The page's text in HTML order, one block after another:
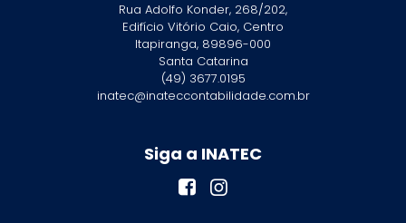
Rua Adolfo Konder, 268/202,
Edifício Vitório Caio, Centro
Itapiranga, 89896-000
Santa Catarina
(49) 3677.0195
inatec@inateccontabilidade.com.br
Siga a INATEC